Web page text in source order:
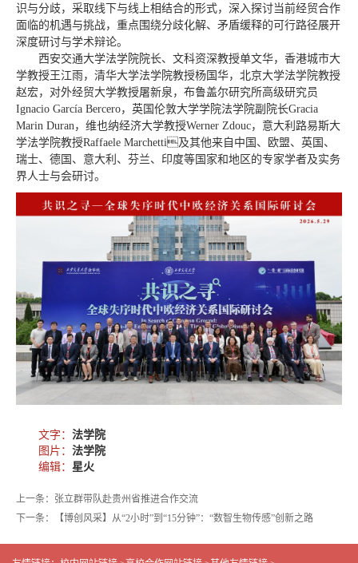
识与分歧，采取线下与线上相结合的形式，深入探讨当前经贸合作
面临的机遇与挑战，重点围绕分歧化解、矛盾缓释的可行路径展开
深度研讨与学术辩论。
西安交通大学法学院院长、文科资深教授单文华，香港城市大
学教授王江雨，清华大学法学院教授杨国华，北京大学法学院教授
赵宏，对外经贸大学教授屠新泉，布鲁盖尔研究所高级研究员
Ignacio García Bercero，英国伦敦大学学院法学院副院长Gracia
Marin Duran，维也纳经济大学教授Werner Zdouc，意大利路易斯大
学法学院教授Raffaele Marchetti及其他来自中国、欧盟、英国、
瑞士、德国、意大利、芬兰、印度等国家和地区的专家学者及实务
界人士与会研讨。
文字： 法学院
图片： 法学院
编辑： 星火
上一条：张立群带队赴贵州省推进合作交流
下一条：【博创风采】从“2小时”到“15分钟”：“数智生物传感”创新之路